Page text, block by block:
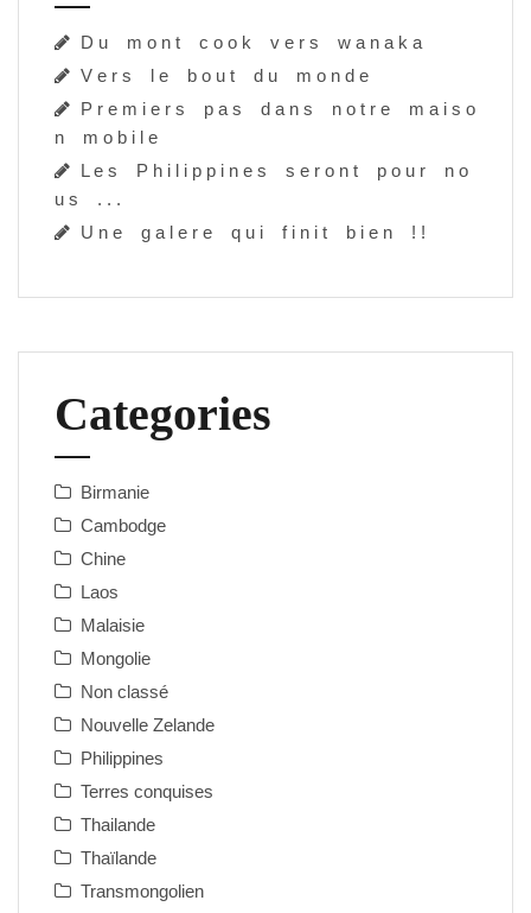
D u m o n t c o o k v e r s w a n a k a
V e r s l e b o u t d u m o n d e
P r e m i e r s p a s d a n s n o t r e m a i s o
n m o b i l e
L e s P h i l i p p i n e s s e r o n t p o u r n o
u s . . .
U n e g a l e r e q u i f i n i t b i e n ! !
Categories
Birmanie
Cambodge
Chine
Laos
Malaisie
Mongolie
Non classé
Nouvelle Zelande
Philippines
Terres conquises
Thailande
Thaïlande
Transmongolien